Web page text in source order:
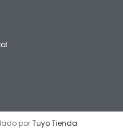
porTuyo Tienda